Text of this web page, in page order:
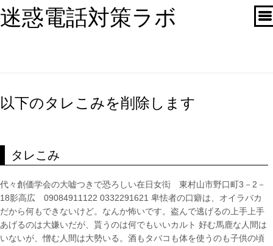
迷惑電話対策ラボ
以下のタレこみを削除します
タレこみ
代々創価学会の大嘘つきで恐ろしい在日女衒 東村山市野口町3－2－
18影高広 09084911122 0332291621 卑怯者の口癖は、オイラバカ
だから何もできないけど。なんか怖いです。盗んで逃げるの上手上手
あげるのは大嫌いだが、貰うのは何でもいいカルト 好む馬鹿な人間は
いないが、憎む人間は大勢いる。酒もタバコも体を使うのも子供の頃